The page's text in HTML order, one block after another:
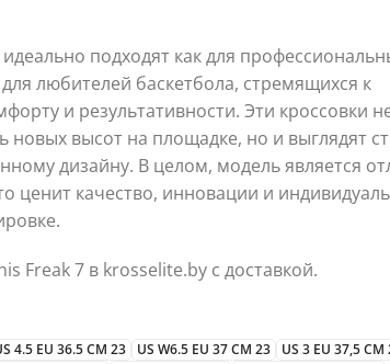
подходят как для
любителей баскетбола, стремящихся к
и результативности. Эти кроссовки
новых высот на площадке, но и выглядят
дизайну. В целом, модель является
ценит качество, инновации и
Freak 7 в krosselite.by с доставкой.
4.5 EU 36.5 CM 23 US W6.5 EU 37 CM 23
US 3 EU 37,5 CM